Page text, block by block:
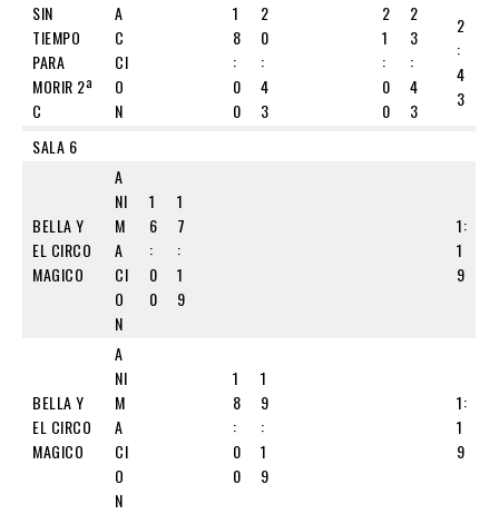
SIN
TIEMPO
PARA
MORIR 2ª
C
A
C
CI
O
N
1
8
:
0
0
2
0
:
4
3
2
1
:
0
0
2
3
:
4
3
2
:
4
3
SALA 6
BELLA Y
EL CIRCO
MAGICO
A
NI
M
A
CI
O
N
1
6
:
0
0
1
7
:
1
9
1:
1
9
BELLA Y
EL CIRCO
MAGICO
A
NI
M
A
CI
O
N
1
8
:
0
0
1
9
:
1
9
1:
1
9